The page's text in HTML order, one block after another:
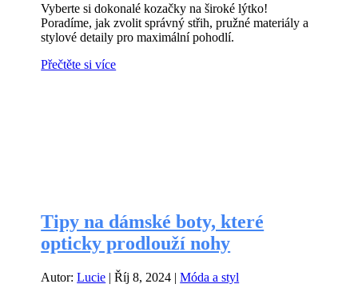
Vyberte si dokonalé kozačky na široké lýtko!
Poradíme, jak zvolit správný střih, pružné materiály a
stylové detaily pro maximální pohodlí.
Přečtěte si více
Tipy na dámské boty, které
opticky prodlouží nohy
Autor:Lucie |Říj 8, 2024 |Móda a styl